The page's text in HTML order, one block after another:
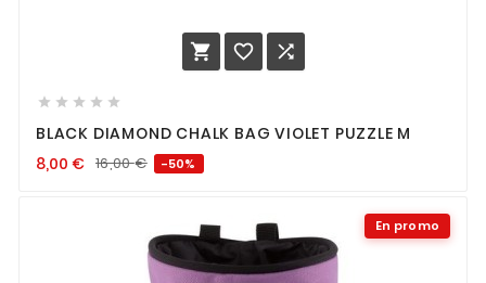
  
    
BLACK DIAMOND CHALK BAG VIOLET PUZZLE M
8,00 € 16,00€ -50%
En promo